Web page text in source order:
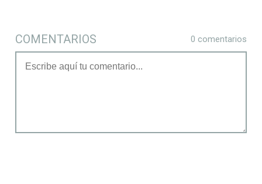
COMENTARIOS 0 comentarios